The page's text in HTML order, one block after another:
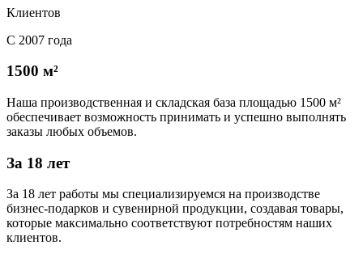
Клиентов
С 2007 года
1500 м²
Наша производственная и складская база площадью 1500 м²
обеспечивает возможность принимать и успешно выполнять
заказы любых объемов.
За 18 лет
За 18 лет работы мы специализируемся на производстве
бизнес-подарков и сувенирной продукции, создавая товары,
которые максимально соответствуют потребностям наших
клиентов.